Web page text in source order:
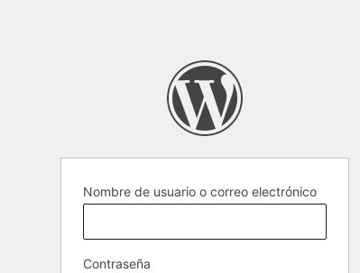
Nombre de usuario o correo electrónico
Contraseña